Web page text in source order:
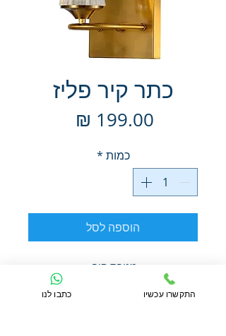
כתר קיר פליז
כמות *
הוספה לסל
מנורת קיר
לא כולל נורות
כתבו לנו התקשרו עכשיו